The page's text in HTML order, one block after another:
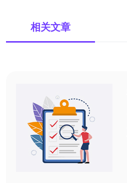
相关文章